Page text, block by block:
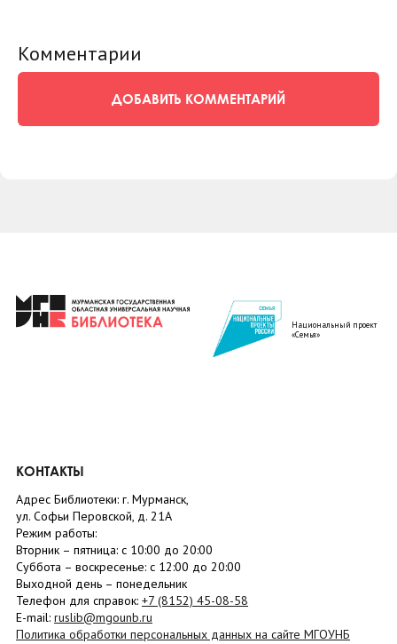
Комментарии
ДОБАВИТЬ КОММЕНТАРИЙ
Национальный проект
«Семья»
КОНТАКТЫ
Адрес Библиотеки: г. Мурманск,
ул. Софьи Перовской, д. 21А
Режим работы:
Вторник – пятница: с 10:00 до 20:00
Суббота – воскресенье: c 12:00 до 20:00
Выходной день – понедельник
Телефон для справок: +7 (8152) 45-08-58
E-mail: ruslib@mgounb.ru
Политика обработки персональных данных на сайте МГОУНБ